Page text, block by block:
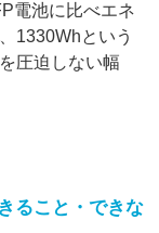
電池に比べエネ
1330Whという
圧迫しない幅
ること・できな